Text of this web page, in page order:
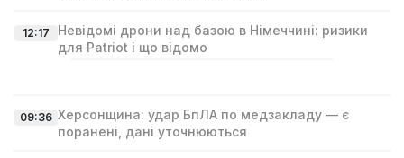
12:17
Невідомі дрони над базою в Німеччині: ризики
для Patriot і що відомо
09:36 Херсонщина: удар БпЛА по медзакладу — є
поранені, дані уточнюються